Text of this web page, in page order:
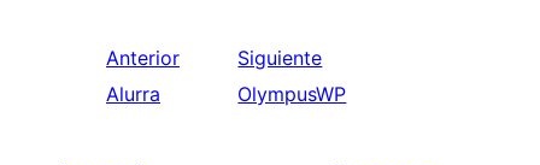
Anterior
Alurra
Siguiente
OlympusWP